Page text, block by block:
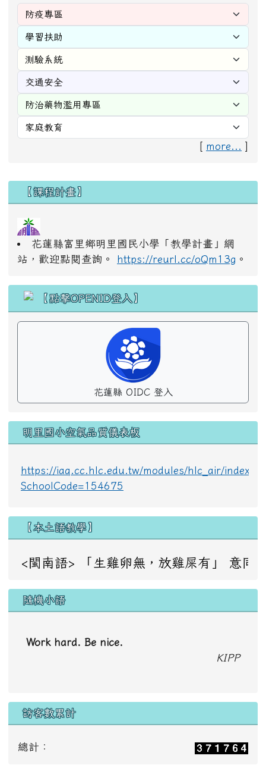
[ more...
右邊區域內容
【課程計畫】
花蓮縣富里鄉明里國民小學「教學計畫」網
站，歡迎點閱查詢。
https://reurl.cc/oQm13g 。
花蓮縣 OIDC 登入
明里國小空氣品質儀表板
https://iaq.cc.hlc.edu.tw/modules/hlc_air/
SchoolCode=154675
【本土語教學】
<閩南語> 「生雞卵無，放雞屎有」 意
隨機小語
Work hard. Be nice.
KIPP
訪客數累計
總計：